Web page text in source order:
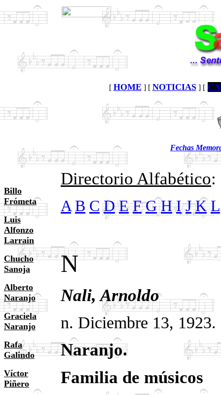
[ HOME ] [ NOTICIAS] [
Fechas
Billo
Frómeta
Luis
Alfonzo
Larrain
Chucho
Sanoja
Alberto
Naranjo
Graciela
Naranjo
Rafa
Galindo
Víctor
Piñero
Directorio Alfabético:
A B C D E F G H I J K L
N
Nali,Arnoldo.
n. Diciembre 13, 1923.
Naranjo.
Familia de músicos